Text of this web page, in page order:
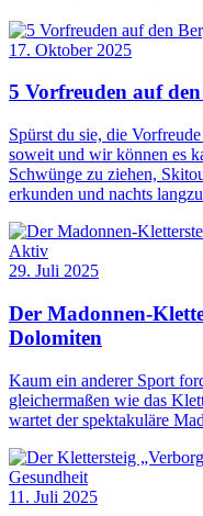
17. Oktober 2025
5 Vorfreuden auf
Spürst du sie, die
soweit und wir können es
Schwünge zu ziehen,
erkunden und nachts
Aktiv
29. Juli 2025
Der Madonnen-
Dolomiten
Kaum ein anderer Sport
gleichermaßen wie das
wartet der spektakuläre
Gesundheit
11. Juli 2025